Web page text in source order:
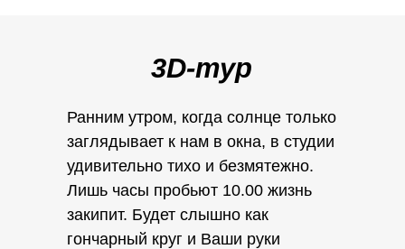
Ранним утром, когда солнце только
заглядывает к нам в окна, в студии
удивительно тихо и безмятежно.
Лишь часы пробьют 10.00 жизнь
закипит. Будет слышно как
гончарный круг и Ваши руки
3D-тур